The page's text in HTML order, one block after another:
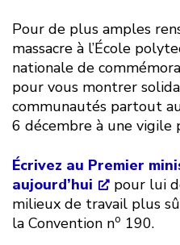
Pour de plus amples
massacre à l’École
nationale de
pour vous montrer
communautés partout
6 décembre à une vigile
Écrivez au Premier
aujourd’hui
pour lui
milieux de travail plus
la Convention no 190.